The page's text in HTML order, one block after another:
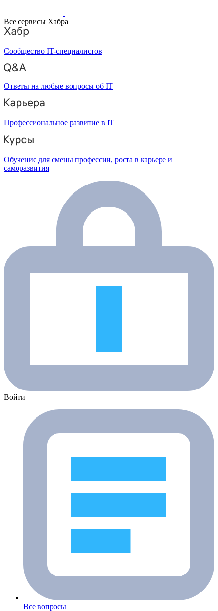
Все сервисы Хабра
Сообщество IT-специалистов
Ответы на любые вопросы об IT
Профессиональное развитие в IT
Обучение для смены профессии, роста в карьере и
саморазвития
Войти
Все вопросы